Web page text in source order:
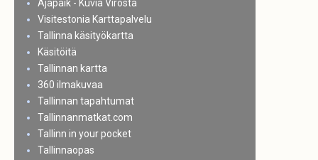
Ajapaik - Kuvia Virosta
Visitestonia Karttapalvelu
Tallinna käsityökartta
Käsitöitä
Tallinnan kartta
360 ilmakuvaa
Tallinnan tapahtumat
Tallinnanmatkat.com
Tallinn in your pocket
Tallinnaopas